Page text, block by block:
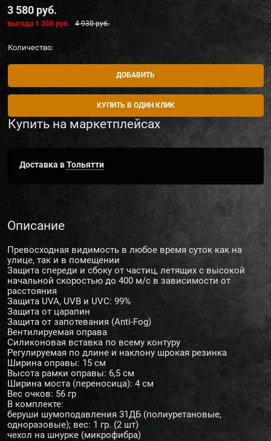
4 930 руб.
3 580 руб.
выгода 1 350 руб.
Количество:
ДОБАВИТЬ
КУПИТЬ В ОДИН КЛИК
Купить на маркетплейсах
Доставка вТольятти
Описание
Превосходная видимость в любое время суток как на
улице, так и в помещении
Защита спереди и сбоку от частиц, летящих с высокой
начальной скоростью до 400 м/с в зависимости от
расстояния
Защита UVA, UVB и UVC: 99%
Защита от царапин
Защита от запотевания (Anti-Fog)
Вентилируемая оправа
Силиконовая вставка по всему контуру
Регулируемая по длине и наклону шрокая резинка
Ширина оправы: 15 см
Высота рамки оправы: 6,5 см
Ширина моста (переносица): 4 см
Вес очков: 56 гр
В комплекте:
беруши шумоподавления 31ДБ (полиуретановые,
одноразовые); вес: 1 гр. (2 шт)
чехол на шнурке (микрофибра)